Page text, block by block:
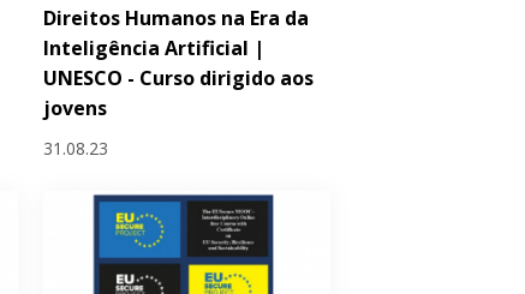
Direitos Humanos na Era da
Inteligência Artificial |
UNESCO - Curso dirigido aos
jovens
31.08.23